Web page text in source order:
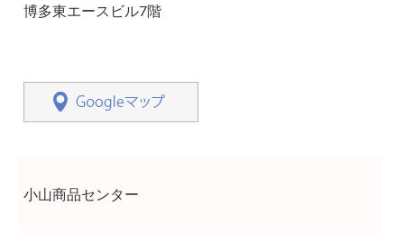
博多東エースビル7階
小山商品センター